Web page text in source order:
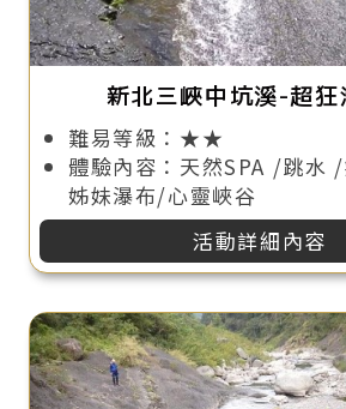
新北三峽中坑溪-超狂
難易等級：★★
體驗內容：天然SPA /跳水
姊妹瀑布/心靈峽谷
活動詳細內容